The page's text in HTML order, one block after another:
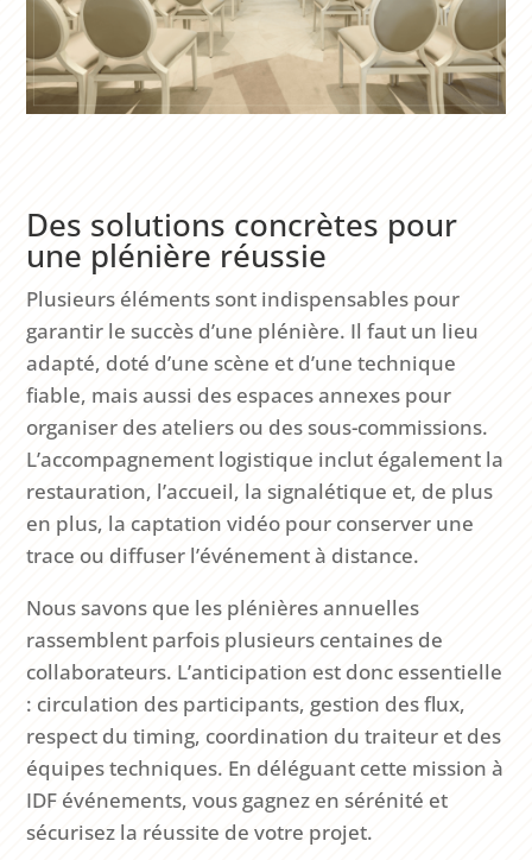
Des solutions concrètes pour
une plénière réussie
Plusieurs éléments sont indispensables pour
garantir le succès d’une plénière. Il faut un lieu
adapté, doté d’une scène et d’une technique
fiable, mais aussi des espaces annexes pour
organiser des ateliers ou des sous-commissions.
L’accompagnement logistique inclut également la
restauration, l’accueil, la signalétique et, de plus
en plus, la captation vidéo pour conserver une
trace ou diffuser l’événement à distance.
Nous savons que les plénières annuelles
rassemblent parfois plusieurs centaines de
collaborateurs. L’anticipation est donc essentielle
: circulation des participants, gestion des flux,
respect du timing, coordination du traiteur et des
équipes techniques. En déléguant cette mission à
IDF événements, vous gagnez en sérénité et
sécurisez la réussite de votre projet.